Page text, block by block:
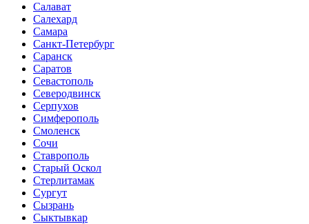
Салават
Салехард
Самара
Санкт-Петербург
Саранск
Саратов
Севастополь
Северодвинск
Серпухов
Симферополь
Смоленск
Сочи
Ставрополь
Старый Оскол
Стерлитамак
Сургут
Сызрань
Сыктывкар